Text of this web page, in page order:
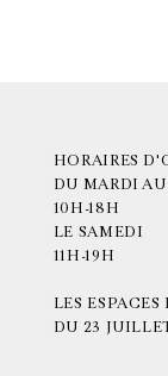
HORAIRES
DU MARDI
10H-18H
LE SAMEDI
11H-19H
LES
DU 23